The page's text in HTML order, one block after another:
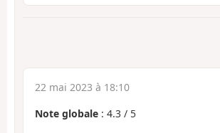
22 mai 2023 à 18:10
Note globale : 4.3 / 5